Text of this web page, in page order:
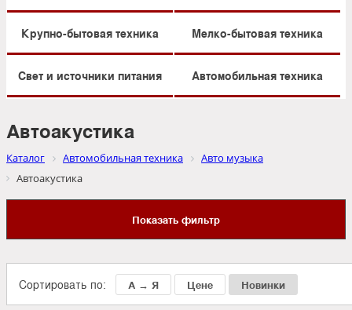
Крупно-бытовая техника Мелко-бытовая техника
Свет и источники питания Автомобильная техника
Автоакустика
Каталог Автомобильная техника
Авто музыка
Автоакустика
Показать фильтр
Сортировать по: А → Я Цене Новинки